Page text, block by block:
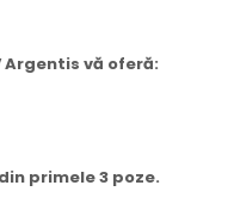
Argentis vă oferă:
primele 3 poze.